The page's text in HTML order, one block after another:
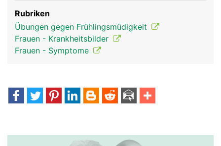
Rubriken
Übungen gegen Frühlingsmüdigkeit
Frauen - Krankheitsbilder
Frauen - Symptome